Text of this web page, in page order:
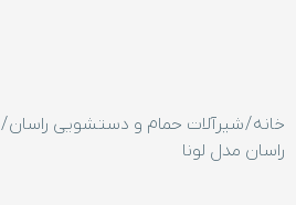
خانه/شیرآلات حمام و دستشویی راسان/
راسان مدل لونا